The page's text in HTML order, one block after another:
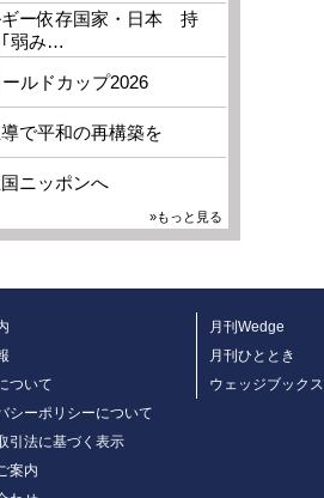
ギー依存国家・日本 持
｢弱み…
ルドカップ2026
で平和の再構築を
ニッポンへ
»もっと見る
ついて
シーポリシーについて
引法に基づく表示
案内
月刊Wedge
月刊ひととき
ウェッジブックス